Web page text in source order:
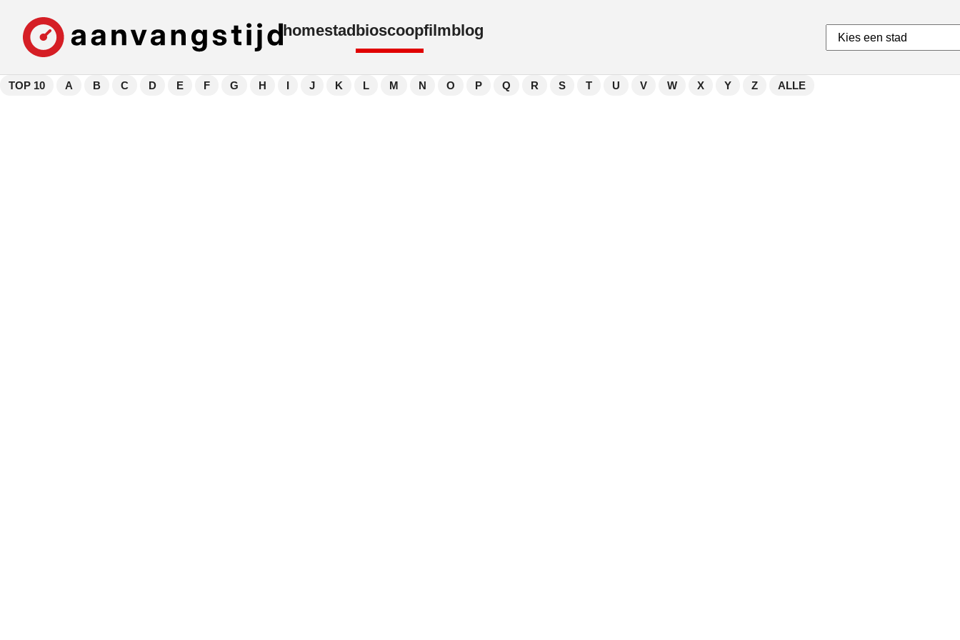
homestadbioscoopfilmblog
TOP 10 A B C D E F G H I J K L M N O P Q R S T U V W X Y Z ALLE